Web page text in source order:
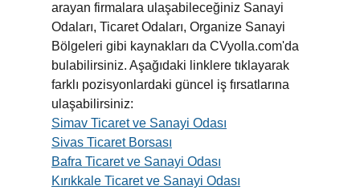
arayan firmalara ulaşabileceğiniz Sanayi
Odaları, Ticaret Odaları, Organize Sanayi
Bölgeleri gibi kaynakları da CVyolla.com'da
bulabilirsiniz. Aşağıdaki linklere tıklayarak
farklı pozisyonlardaki güncel iş fırsatlarına
ulaşabilirsiniz:
Simav Ticaret ve Sanayi Odası
Sivas Ticaret Borsası
Bafra Ticaret ve Sanayi Odası
Kırıkkale Ticaret ve Sanayi Odası